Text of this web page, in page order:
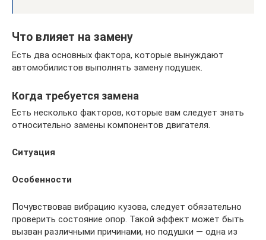
Что влияет на замену
Есть два основных фактора, которые вынуждают
автомобилистов выполнять замену подушек.
Когда требуется замена
Есть несколько факторов, которые вам следует знать
относительно замены компонентов двигателя.
Ситуация
Особенности
Почувствовав вибрацию кузова, следует обязательно
проверить состояние опор. Такой эффект может быть
вызван различными причинами, но подушки — одна из